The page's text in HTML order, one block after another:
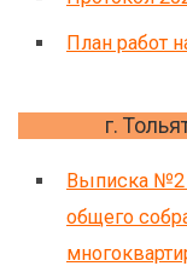
План работ
г.
Выписка №2
общего